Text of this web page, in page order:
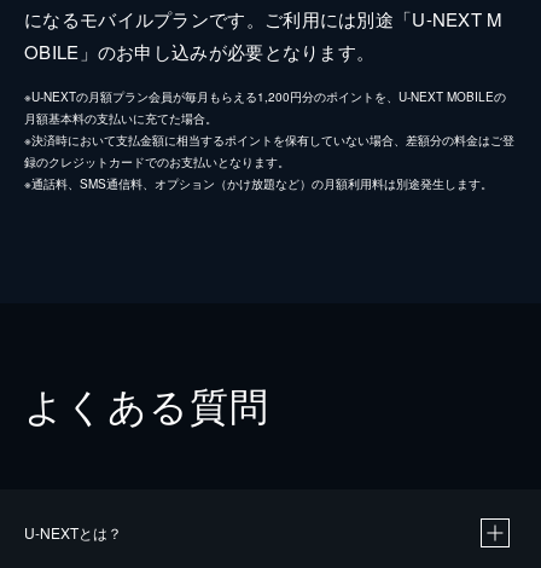
になるモバイルプランです。ご利用には別途「U-NEXT M
OBILE」のお申し込みが必要となります。
※U-NEXTの月額プラン会員が毎月もらえる1,200円分のポイントを、U-NEXT MOBILEの
月額基本料の支払いに充てた場合。
※決済時において支払金額に相当するポイントを保有していない場合、差額分の料金はご登
録のクレジットカードでのお支払いとなります。
※通話料、SMS通信料、オプション（かけ放題など）の月額利用料は別途発生します。
よくある質問
U-NEXTとは？